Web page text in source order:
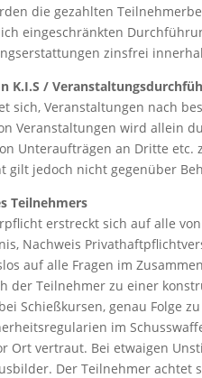
die gezahlten
eingeschränkten
zinsfrei
K.I.S /
sich, Veranstaltungen nach
Veranstaltungen wird allein
Unteraufträgen an Dritte etc.
gilt jedoch nicht gegenüber
Teilnehmers
erstreckt sich auf alle
Nachweis
auf alle Fragen im
der Teilnehmer zu einer
Schießkursen, genau Folge
im
Ort vertraut. Bei etwaigen
Der Teilnehmer achtet